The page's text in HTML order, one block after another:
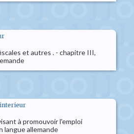
et autres . - chapitre III,
à promouvoir l'emploi
langue allemande